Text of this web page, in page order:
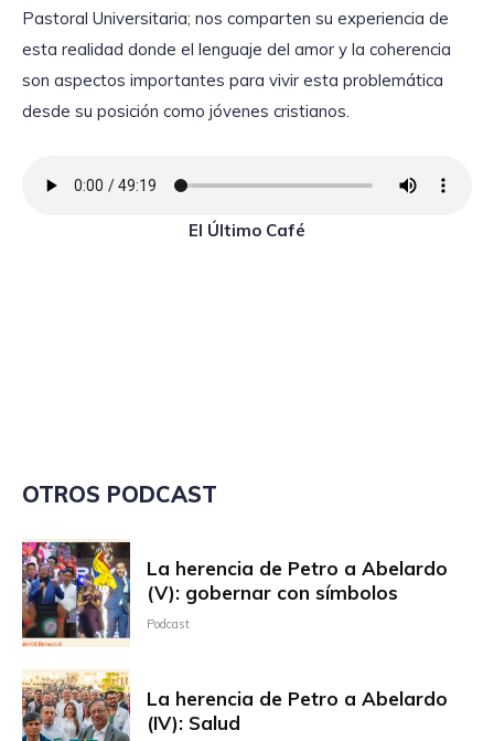
Pastoral Universitaria; nos comparten su experiencia de
esta realidad donde el lenguaje del amor y la coherencia
son aspectos importantes para vivir esta problemática
desde su posición como jóvenes cristianos.
El Último Café
OTROS PODCAST
La herencia de Petro a Abelardo
(V): gobernar con símbolos
Podcast
La herencia de Petro a Abelardo
(IV): Salud